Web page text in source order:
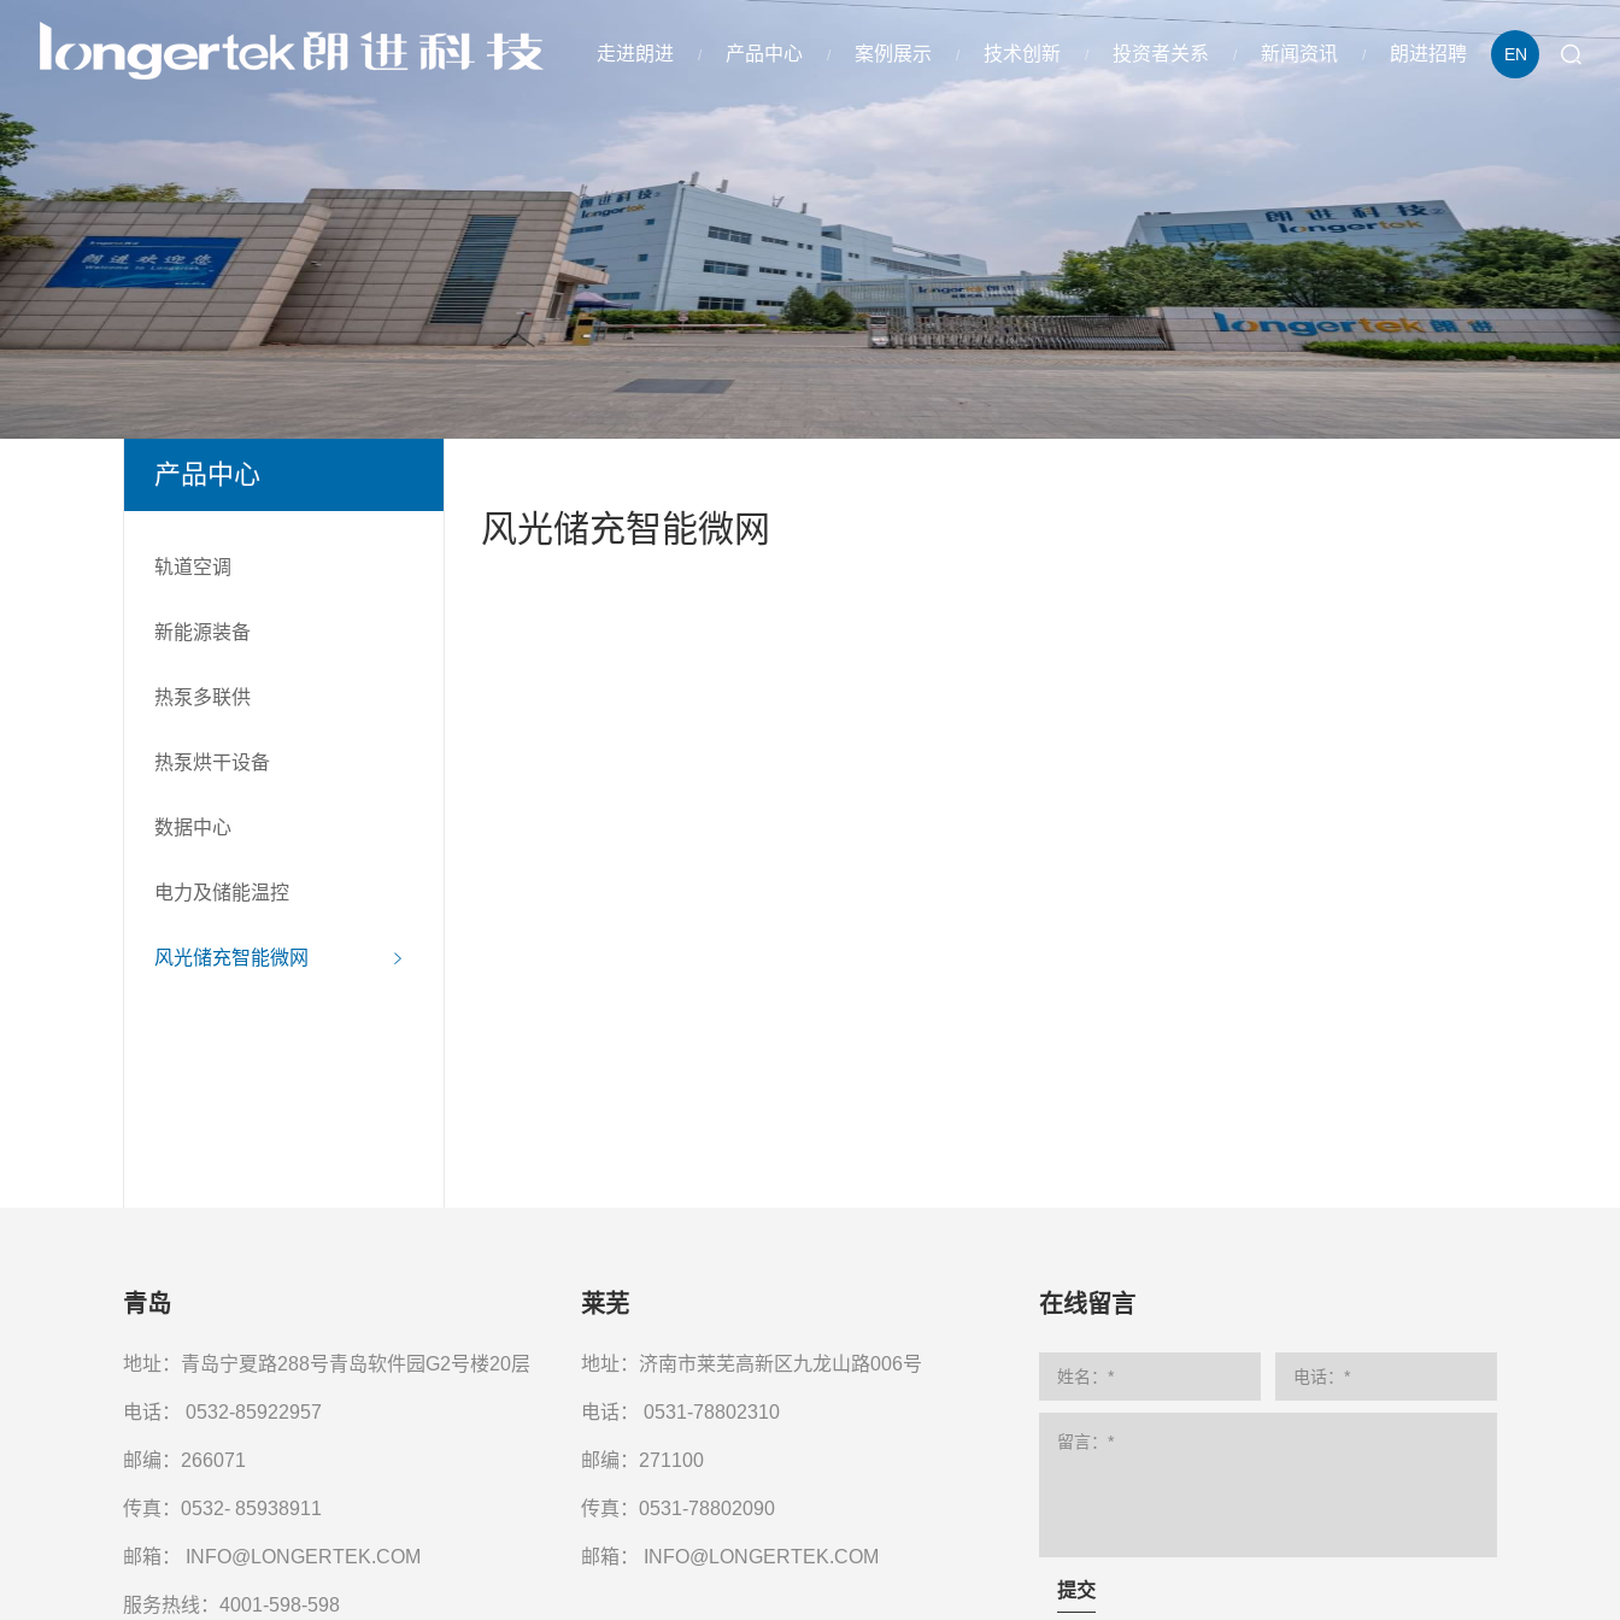
EN
走进朗进 产品中心 案例展示 技术创新 投资者关系 新闻资讯 朗进招聘
产品中心
轨道空调
新能源装备
热泵多联供
热泵烘干设备
数据中心
电力及储能温控
风光储充智能微网
风光储充智能微网
青岛
地址：青岛宁夏路288号青岛软件园G2号楼20层
电话： 0532-85922957
邮编：266071
传真：0532- 85938911
邮箱： INFO@LONGERTEK.COM
服务热线：4001-598-598
莱芜
地址：济南市莱芜高新区九龙山路006号
电话：0531-78802310
邮编：271100
传真：0531-78802090
邮箱： INFO@LONGERTEK.COM
在线留言
提交